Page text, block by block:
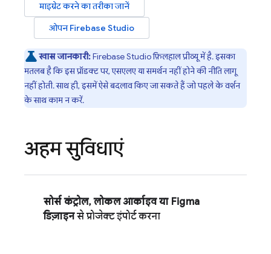
माइग्रेट करने का तरीका जानें
ओपनFirebase Studio
खास जानकारी:Firebase Studioफ़िलहाल प्रीव्यू में है. इसका
मतलब है कि इस प्रॉडक्ट पर, एसएलए या समर्थन नहीं होने की नीति लागू
नहीं होती. साथ ही, इसमें ऐसे बदलाव किए जा सकते हैं जो पहले के वर्शन
के साथ काम न करें.
अहम सुविधाएं
सोर्स कंट्रोल, लोकल आर्काइव या Figma
डिज़ाइनसे प्रोजेक्ट इंपोर्ट करना